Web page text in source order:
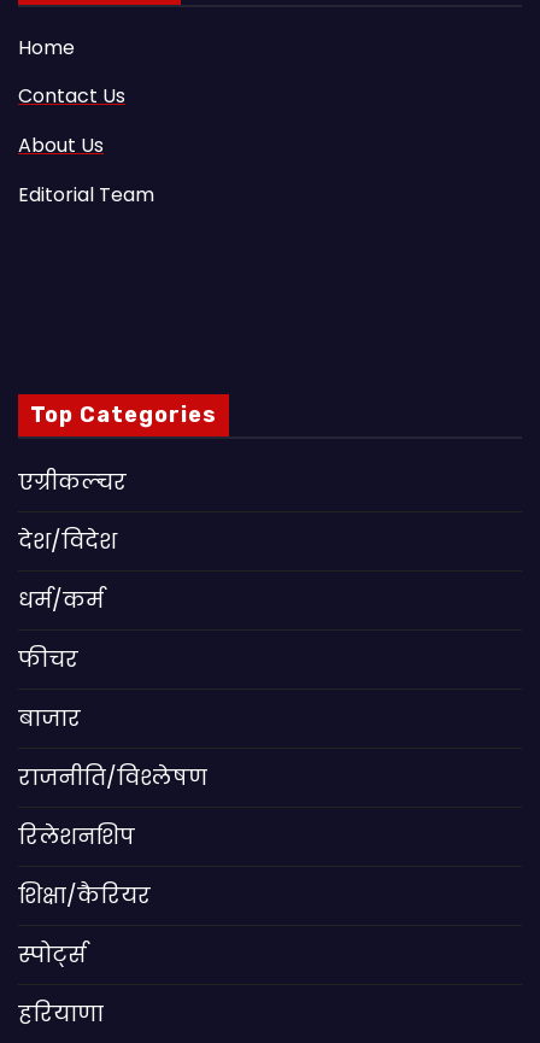
Home
Contact Us
About Us
Editorial Team
Top Categories
एग्रीकल्चर
देश/विदेश
धर्म/कर्म
फीचर
बाजार
राजनीति/विश्लेषण
रिलेशनशिप
शिक्षा/कैरियर
स्पोर्ट्स
हरियाणा